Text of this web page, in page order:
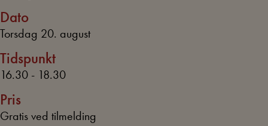
Dato
Torsdag 20. august
Tidspunkt
16.30 - 18.30
Pris
Gratis ved tilmelding